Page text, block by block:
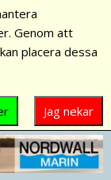
Genom att
placera dessa
Jag nekar